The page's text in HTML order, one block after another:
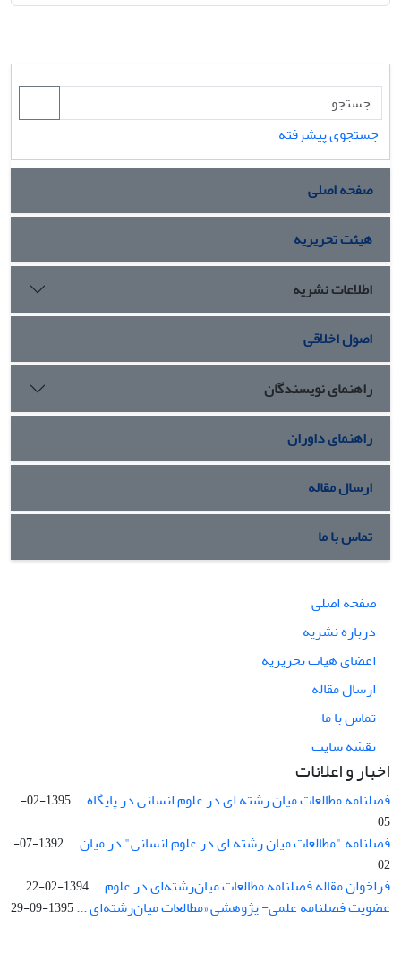
جستجوی پیشرفته
صفحه اصلی
هیئت تحریریه
اطلاعات نشریه
اصول اخلاقی
راهنمای نویسندگان
راهنمای داوران
ارسال مقاله
تماس با ما
صفحه اصلی
درباره نشریه
اعضای هیات تحریریه
ارسال مقاله
تماس با ما
نقشه سایت
اخبار و اعلانات
فصلنامه مطالعات میان رشته ای در علوم انسانی در پایگاه ...
1395-02-
05
فصلنامه "مطالعات میان رشته ای در علوم انسانی" در میان ...
1392-07-
02
فراخوان مقاله فصلنامه مطالعات میان‌رشته‌ای در علوم ...1394-02-22
عضویت فصلنامه علمی- پژوهشی «مطالعات میان‌رشته‌ای ...1395-09-29